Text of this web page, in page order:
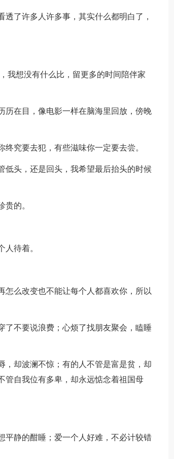
了许多人许多事，其实什么都明白了，
我想没有什么比，留更多的时间陪伴家
历在目，像电影一样在脑海里回放，傍晚
究要去犯，有些滋味你一定要去尝。
低头，还是回头，我希望最后抬头的时候
的。
待着。
怎么改变也不能让每个人都喜欢你，所以
了不要说浪费；心烦了找朋友聚会，瞌睡
，却波澜不惊；有的人不管是富是贫，却
管自我位有多卑，却永远惦念着祖国母
平静的酣睡；爱一个人好难，不必计较错